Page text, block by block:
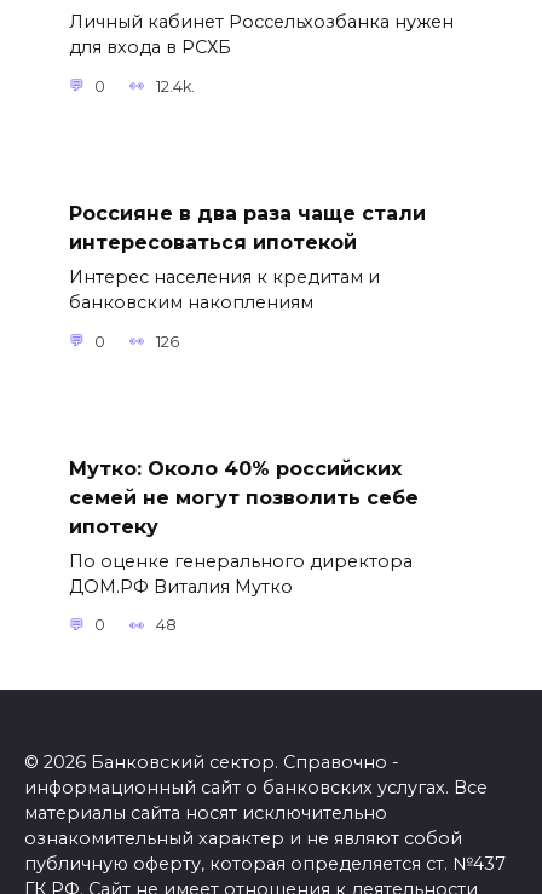
Личный кабинет Россельхозбанка нужен
для входа в РСХБ
0 12.4k.
Россияне в два раза чаще стали
интересоваться ипотекой
Интерес населения к кредитам и
банковским накоплениям
0 126
Мутко: Около 40% российских
семей не могут позволить себе
ипотеку
По оценке генерального директора
ДОМ.РФ Виталия Мутко
0 48
© 2026 Банковский сектор. Справочно -
информационный сайт о банковских услугах. Все
материалы сайта носят исключительно
ознакомительный характер и не являют собой
публичную оферту, которая определяется ст. №437
ГК РФ. Сайт не имеет отношения к деятельности